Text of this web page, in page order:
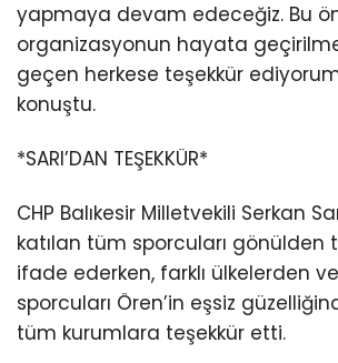
yapmaya devam edeceğiz. Bu
organizasyonun hayata
geçen herkese teşekkür
konuştu.
*SARI’DAN TEŞEKKÜR*
CHP Balıkesir Milletvekili Serkan
katılan tüm sporcuları gönülden
ifade ederken, farklı ülkelerden
sporcuları Ören’in eşsiz
tüm kurumlara teşekkür etti.